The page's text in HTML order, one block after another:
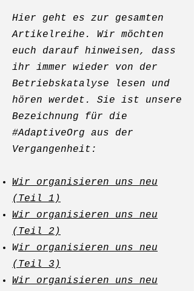
Hier geht es zur gesamten
Artikelreihe. Wir möchten
euch darauf hinweisen, dass
ihr immer wieder von der
Betriebskatalyse lesen und
hören werdet. Sie ist unsere
Bezeichnung für die
#AdaptiveOrg aus der
Vergangenheit:
Wir organisieren uns neu
(Teil 1)
Wir organisieren uns neu
(Teil 2)
Wir organisieren uns neu
(Teil 3)
Wir organisieren uns neu